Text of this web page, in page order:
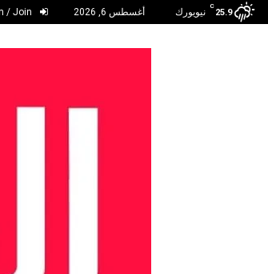
25.9
C
نيويورك أغسطس 6, 2026